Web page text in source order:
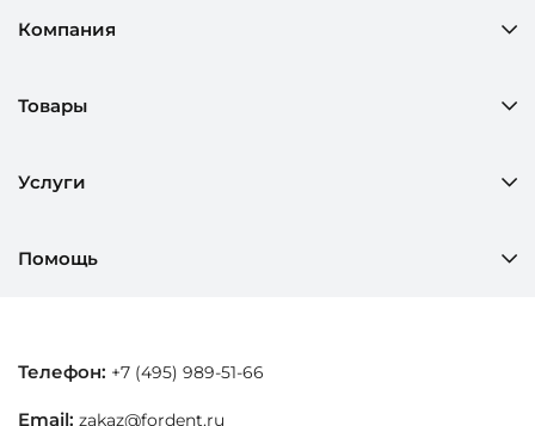
Компания
Товары
Услуги
Помощь
Телефон: +7 (495) 989-51-66
Email: zakaz@fordent.ru